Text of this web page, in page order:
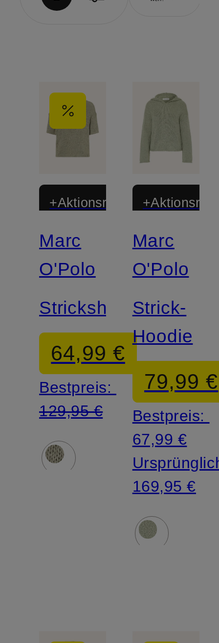
+Aktionsrabatt
Zertifiziert
Marc
O'Polo
Strickshirt
64,99 €
Bestpreis:
129,95 €
Zertifiziert
Marc
O'Polo
Strick-
Hoodie
79,99 €
Bestpreis:
67,99 €
169,95 €